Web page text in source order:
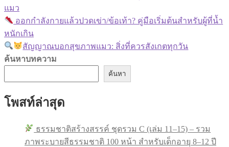
แมว
แนะแนว
เรื่อง
Previous
post:
ออกกำลังกายแล้วปวดเข่า/ข้อเท้า? คู่มือเริ่มต้นสำหรับผู้ที่น้ำ
หนักเกิน
Next
post:
สัญญาณบอกสุขภาพแมว: สิ่งที่ควรสังเกตทุกวัน
ค้นหาบทความ
ค้นหา
โพสท์ล่าสุด
ธรรมชาติสร้างสรรค์ ชุดรวม C (เล่ม 11–15) – รวม
ภาพระบายสีธรรมชาติ 100 หน้า สำหรับเด็กอายุ 8–12 ปี